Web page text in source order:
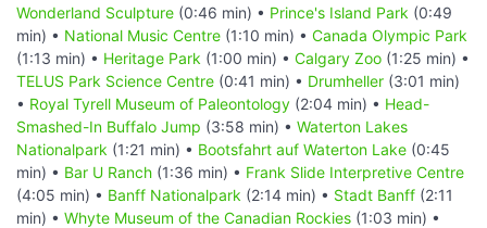
Wonderland Sculpture (0:46 min) • Prince's Island Park (0:49
min) • National Music Centre (1:10 min) • Canada Olympic Park
(1:13 min) • Heritage Park (1:00 min) • Calgary Zoo (1:25 min) •
TELUS Park Science Centre (0:41 min) • Drumheller (3:01 min)
• Royal Tyrell Museum of Paleontology (2:04 min) • Head-
Smashed-In Buffalo Jump (3:58 min) • Waterton Lakes
Nationalpark (1:21 min) • Bootsfahrt auf Waterton Lake (0:45
min) • Bar U Ranch (1:36 min) • Frank Slide Interpretive Centre
(4:05 min) • Banff Nationalpark (2:14 min) • Stadt Banff (2:11
min) • Whyte Museum of the Canadian Rockies (1:03 min) •